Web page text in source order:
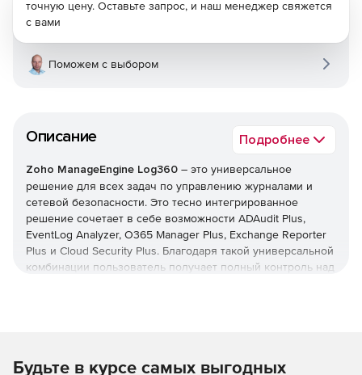
Описание Подробнее
Zoho ManageEngine Log360 – это универсальное
решение для всех задач по управлению журналами и
сетевой безопасности. Это тесно интегрированное
решение сочетает в себе возможности ADAudit Plus,
EventLog Analyzer, O365 Manager Plus, Exchange Reporter
Plus и Cloud Security Plus. Благодаря такой универсальной
комбинации пользователь получает полный контроль над
точную цену. Оставьте запрос, и наш менеджер свяжется
с вами
Поможем с выбором
Будьте в курсе самых выгодных